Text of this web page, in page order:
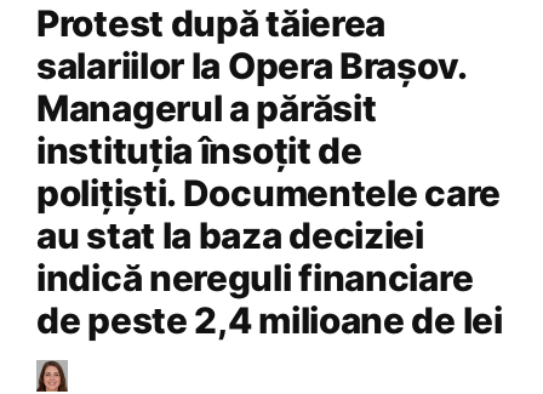
Protest după tăierea
salariilor la Opera Brașov.
Managerul a părăsit
instituția însoțit de
polițiști. Documentele care
au stat la baza deciziei
indică nereguli financiare
de peste 2,4 milioane de lei